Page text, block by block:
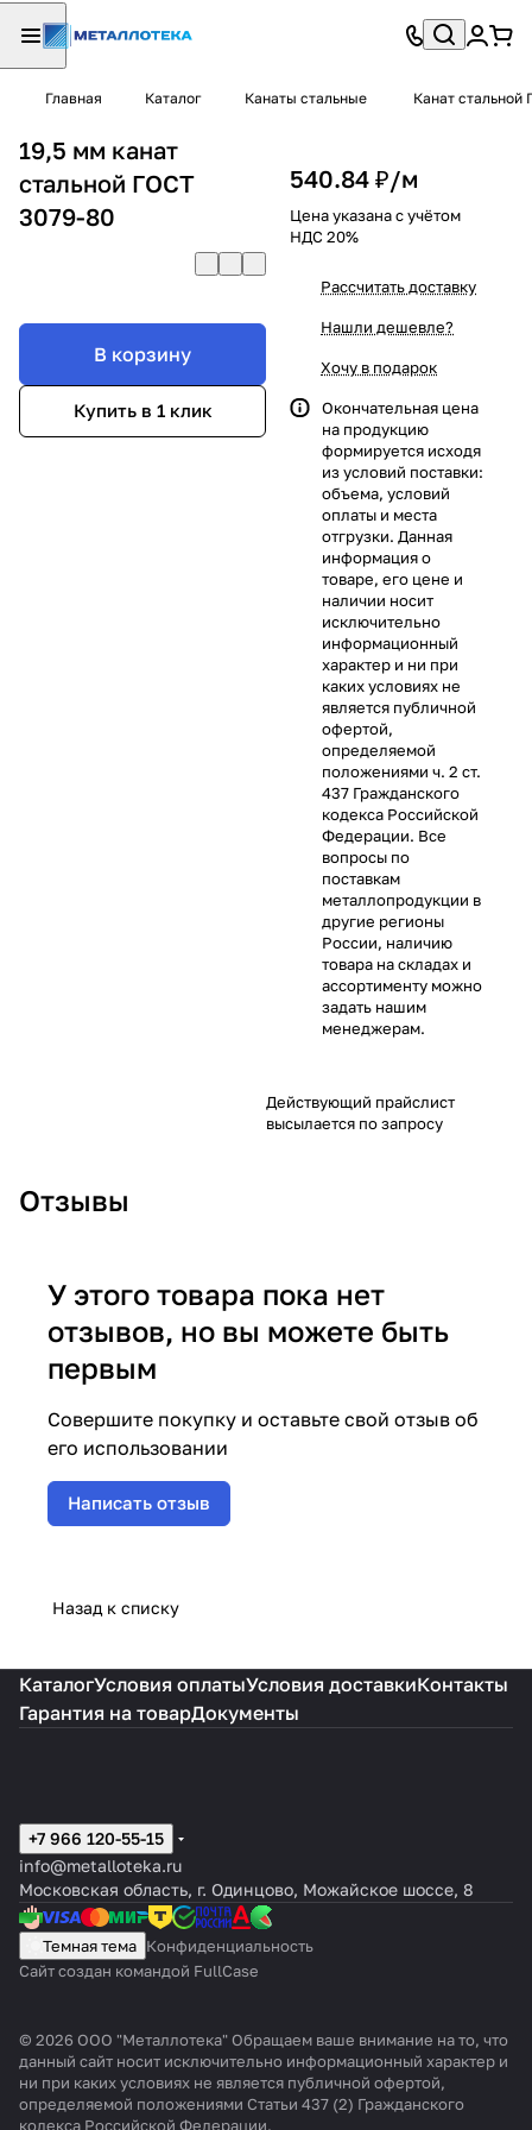
Главная Каталог Канаты стальные Канат стальной
19,5 мм канат
стальной ГОСТ
3079-80
В корзину
Купить в 1 клик
540.84 ₽/м
Цена указана с учётом
НДС 20%
Рассчитать доставку
Нашли дешевле?
Хочу в подарок
Окончательная цена
на продукцию
формируется исходя
из условий поставки:
объема, условий
оплаты и места
отгрузки. Данная
информация о
товаре, его цене и
наличии носит
исключительно
информационный
характер и ни при
каких условиях не
является публичной
офертой,
определяемой
положениями ч. 2 ст.
437 Гражданского
кодекса Российской
Федерации. Все
вопросы по
поставкам
металлопродукции в
другие регионы
России, наличию
товара на складах и
ассортименту можно
задать нашим
менеджерам.
Действующий прайслист
высылается по запросу
Отзывы
У этого товара пока нет
отзывов, но вы можете быть
первым
Совершите покупку и оставьте свой отзыв об
его использовании
Написать отзыв
Назад к списку
КаталогУсловия оплатыУсловия доставкиКонтакты
Гарантия на товарДокументы
+7 966 120-55-15
info@metalloteka.ru
Московская область, г. Одинцово, Можайское шоссе, 8
Темная тема Конфиденциальность
Сайт создан командой FullCase
© 2026 ООО "Металлотека" Обращаем ваше внимание на то, что
данный сайт носит исключительно информационный характер и
ни при каких условиях не является публичной офертой,
определяемой положениями Статьи 437 (2) Гражданского
кодекса Российской Федерации.